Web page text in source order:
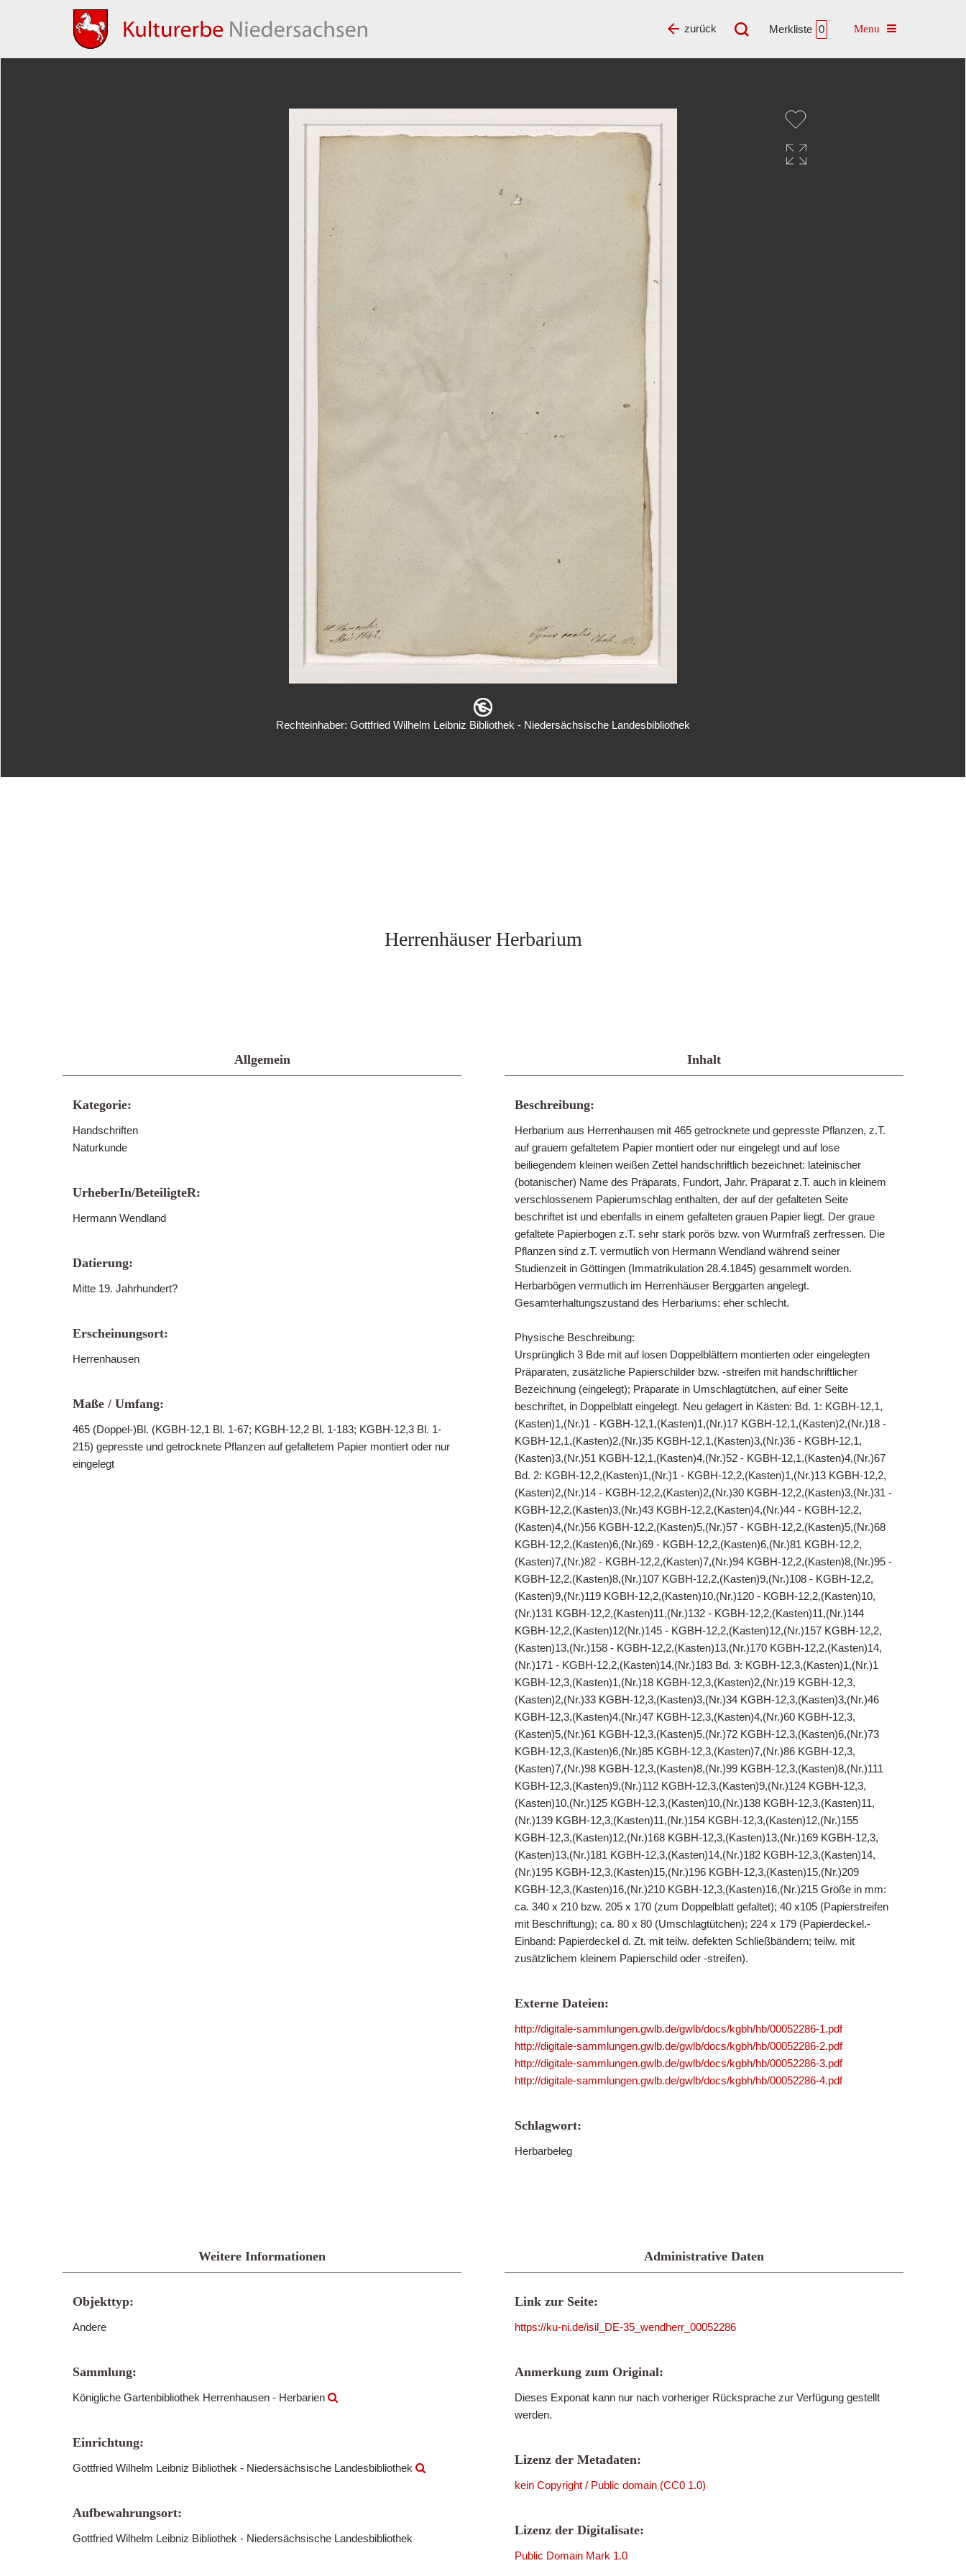
Merkliste 0 Toggle navigation
zurück
Rechteinhaber: Gottfried Wilhelm Leibniz Bibliothek - Niedersächsische Landesbibliothek
Herrenhäuser Herbarium
Allgemein
Kategorie:
Handschriften
Naturkunde
UrheberIn/BeteiligteR:
Hermann Wendland
Datierung:
Mitte 19. Jahrhundert?
Erscheinungsort:
Herrenhausen
Maße / Umfang:
465 (Doppel-)Bl. (KGBH-12,1 Bl. 1-67; KGBH-12,2 Bl. 1-183; KGBH-12,3 Bl. 1-
215) gepresste und getrocknete Pflanzen auf gefaltetem Papier montiert oder nur
eingelegt
Inhalt
Beschreibung:
Herbarium aus Herrenhausen mit 465 getrocknete und gepresste Pflanzen, z.T.
auf grauem gefaltetem Papier montiert oder nur eingelegt und auf lose
beiliegendem kleinen weißen Zettel handschriftlich bezeichnet: lateinischer
(botanischer) Name des Präparats, Fundort, Jahr. Präparat z.T. auch in kleinem
verschlossenem Papierumschlag enthalten, der auf der gefalteten Seite
beschriftet ist und ebenfalls in einem gefalteten grauen Papier liegt. Der graue
gefaltete Papierbogen z.T. sehr stark porös bzw. von Wurmfraß zerfressen. Die
Pflanzen sind z.T. vermutlich von Hermann Wendland während seiner
Studienzeit in Göttingen (Immatrikulation 28.4.1845) gesammelt worden.
Herbarbögen vermutlich im Herrenhäuser Berggarten angelegt.
Gesamterhaltungszustand des Herbariums: eher schlecht.
Physische Beschreibung:
Ursprünglich 3 Bde mit auf losen Doppelblättern montierten oder eingelegten
Präparaten, zusätzliche Papierschilder bzw. -streifen mit handschriftlicher
Bezeichnung (eingelegt); Präparate in Umschlagtütchen, auf einer Seite
beschriftet, in Doppelblatt eingelegt. Neu gelagert in Kästen: Bd. 1: KGBH-12,1,
(Kasten)1,(Nr.)1 - KGBH-12,1,(Kasten)1,(Nr.)17 KGBH-12,1,(Kasten)2,(Nr.)18 -
KGBH-12,1,(Kasten)2,(Nr.)35 KGBH-12,1,(Kasten)3,(Nr.)36 - KGBH-12,1,
(Kasten)3,(Nr.)51 KGBH-12,1,(Kasten)4,(Nr.)52 - KGBH-12,1,(Kasten)4,(Nr.)67
Bd. 2: KGBH-12,2,(Kasten)1,(Nr.)1 - KGBH-12,2,(Kasten)1,(Nr.)13 KGBH-12,2,
(Kasten)2,(Nr.)14 - KGBH-12,2,(Kasten)2,(Nr.)30 KGBH-12,2,(Kasten)3,(Nr.)31 -
KGBH-12,2,(Kasten)3,(Nr.)43 KGBH-12,2,(Kasten)4,(Nr.)44 - KGBH-12,2,
(Kasten)4,(Nr.)56 KGBH-12,2,(Kasten)5,(Nr.)57 - KGBH-12,2,(Kasten)5,(Nr.)68
KGBH-12,2,(Kasten)6,(Nr.)69 - KGBH-12,2,(Kasten)6,(Nr.)81 KGBH-12,2,
(Kasten)7,(Nr.)82 - KGBH-12,2,(Kasten)7,(Nr.)94 KGBH-12,2,(Kasten)8,(Nr.)95 -
KGBH-12,2,(Kasten)8,(Nr.)107 KGBH-12,2,(Kasten)9,(Nr.)108 - KGBH-12,2,
(Kasten)9,(Nr.)119 KGBH-12,2,(Kasten)10,(Nr.)120 - KGBH-12,2,(Kasten)10,
(Nr.)131 KGBH-12,2,(Kasten)11,(Nr.)132 - KGBH-12,2,(Kasten)11,(Nr.)144
KGBH-12,2,(Kasten)12(Nr.)145 - KGBH-12,2,(Kasten)12,(Nr.)157 KGBH-12,2,
(Kasten)13,(Nr.)158 - KGBH-12,2,(Kasten)13,(Nr.)170 KGBH-12,2,(Kasten)14,
(Nr.)171 - KGBH-12,2,(Kasten)14,(Nr.)183 Bd. 3: KGBH-12,3,(Kasten)1,(Nr.)1
KGBH-12,3,(Kasten)1,(Nr.)18 KGBH-12,3,(Kasten)2,(Nr.)19 KGBH-12,3,
(Kasten)2,(Nr.)33 KGBH-12,3,(Kasten)3,(Nr.)34 KGBH-12,3,(Kasten)3,(Nr.)46
KGBH-12,3,(Kasten)4,(Nr.)47 KGBH-12,3,(Kasten)4,(Nr.)60 KGBH-12,3,
(Kasten)5,(Nr.)61 KGBH-12,3,(Kasten)5,(Nr.)72 KGBH-12,3,(Kasten)6,(Nr.)73
KGBH-12,3,(Kasten)6,(Nr.)85 KGBH-12,3,(Kasten)7,(Nr.)86 KGBH-12,3,
(Kasten)7,(Nr.)98 KGBH-12,3,(Kasten)8,(Nr.)99 KGBH-12,3,(Kasten)8,(Nr.)111
KGBH-12,3,(Kasten)9,(Nr.)112 KGBH-12,3,(Kasten)9,(Nr.)124 KGBH-12,3,
(Kasten)10,(Nr.)125 KGBH-12,3,(Kasten)10,(Nr.)138 KGBH-12,3,(Kasten)11,
(Nr.)139 KGBH-12,3,(Kasten)11,(Nr.)154 KGBH-12,3,(Kasten)12,(Nr.)155
KGBH-12,3,(Kasten)12,(Nr.)168 KGBH-12,3,(Kasten)13,(Nr.)169 KGBH-12,3,
(Kasten)13,(Nr.)181 KGBH-12,3,(Kasten)14,(Nr.)182 KGBH-12,3,(Kasten)14,
(Nr.)195 KGBH-12,3,(Kasten)15,(Nr.)196 KGBH-12,3,(Kasten)15,(Nr.)209
KGBH-12,3,(Kasten)16,(Nr.)210 KGBH-12,3,(Kasten)16,(Nr.)215 Größe in mm:
ca. 340 x 210 bzw. 205 x 170 (zum Doppelblatt gefaltet); 40 x105 (Papierstreifen
mit Beschriftung); ca. 80 x 80 (Umschlagtütchen); 224 x 179 (Papierdeckel.-
Einband: Papierdeckel d. Zt. mit teilw. defekten Schließbändern; teilw. mit
zusätzlichem kleinem Papierschild oder -streifen).
Externe Dateien:
http://digitale-sammlungen.gwlb.de/gwlb/docs/kgbh/hb/00052286-1.pdf
http://digitale-sammlungen.gwlb.de/gwlb/docs/kgbh/hb/00052286-2.pdf
http://digitale-sammlungen.gwlb.de/gwlb/docs/kgbh/hb/00052286-3.pdf
http://digitale-sammlungen.gwlb.de/gwlb/docs/kgbh/hb/00052286-4.pdf
Schlagwort:
Herbarbeleg
Weitere Informationen
Objekttyp:
Andere
Sammlung:
Königliche Gartenbibliothek Herrenhausen - Herbarien
Einrichtung:
Gottfried Wilhelm Leibniz Bibliothek - Niedersächsische Landesbibliothek
Aufbewahrungsort:
Gottfried Wilhelm Leibniz Bibliothek - Niedersächsische Landesbibliothek
Administrative Daten
Link zur Seite:
https://ku-ni.de/isil_DE-35_wendherr_00052286
Anmerkung zum Original:
Dieses Exponat kann nur nach vorheriger Rücksprache zur Verfügung gestellt
werden.
Lizenz der Metadaten:
kein Copyright / Public domain (CC0 1.0)
Lizenz der Digitalisate:
Public Domain Mark 1.0